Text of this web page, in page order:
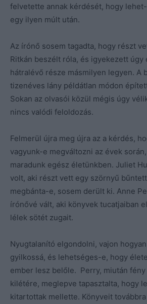
felvetette annak kérdését, hogy
egy ilyen múlt után.
Az írónő sosem tagadta, hogy részt
Ritkán beszélt róla, és igyekezett úgy
hátralévő része másmilyen legyen. A
tizenéves lány példátlan módon
Sokan az olvasói közül mégis úgy
nincs valódi feloldozás.
Felmerül újra meg újra az a kérdés,
vagyunk-e megváltozni az évek
maradunk egész életünkben. Juliet
volt, aki részt vett egy szörnyű
megbánta-e, sosem derült ki. Anne
írónővé vált, aki könyvek tucatjaiban
lélek sötét zugait.
Nyugtalanító elgondolni, vajon
gyilkossá, és lehetséges-e, hogy
ember lesz belőle. Perry, miután
kilétére, meglepve tapasztalta, hogy
kitartottak mellette. Könyveit